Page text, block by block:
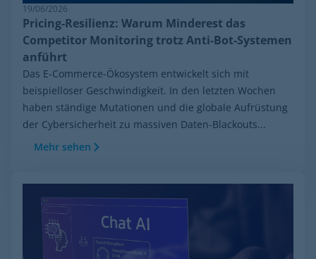
19/06/2026
Pricing-Resilienz: Warum Minderest das
Competitor Monitoring trotz Anti-Bot-Systemen
anführt
Das E-Commerce-Ökosystem entwickelt sich mit
beispielloser Geschwindigkeit. In den letzten Wochen
haben ständige Mutationen und die globale Aufrüstung
der Cybersicherheit zu massiven Daten-Blackouts...
Mehr sehen